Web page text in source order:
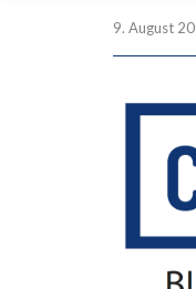
9. August